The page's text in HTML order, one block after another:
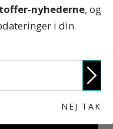
nyhederne, og
i din
NEJ TAK